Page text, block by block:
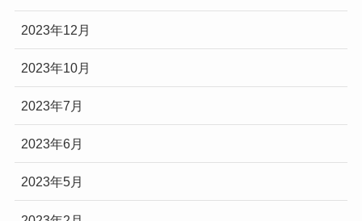
2023年12月
2023年10月
2023年7月
2023年6月
2023年5月